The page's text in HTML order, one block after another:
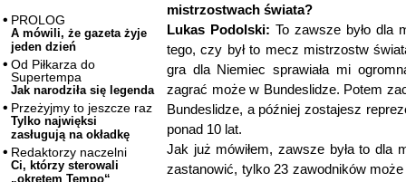
PROLOG
A mówili, że gazeta żyje
jeden dzień
Od Piłkarza do
Supertempa
Jak narodziła się legenda
Przeżyjmy to jeszcze raz
Tylko najwięksi
zasługują na okładkę
Redaktorzy naczelni
Ci, którzy sterowali
„okrętem Tempo“
mistrzostwach świata?
Lukas Podolski: To zawsze było dla
tego, czy był to mecz mistrzostw
gra dla Niemiec sprawiała mi
zagrać może w Bundeslidze. Potem
Bundeslidze, a później zostajesz
ponad 10 lat.
Jak już mówiłem, zawsze była to dla
zastanowić, tylko 23 zawodników